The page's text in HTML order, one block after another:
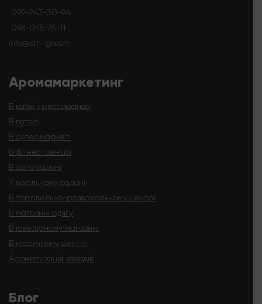
099-243-30-94
098-045-78-11
info@sth-gr.com
Аромамаркетинг
В кафе і ресторанах
В готелі
В супермаркеті
В фітнес-центрі
В авто салоні
У весільному салоні
В торгівельно-розважальному центрі
В магазині одягу
В ювелірному магазині
В медичному центрі
Ароматизація заходів
Блог